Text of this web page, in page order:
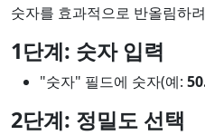
숫자를 효과적으로 반올림하
1단계: 숫자 입력
"숫자" 필드에 숫자(예:
2단계: 정밀도 선택